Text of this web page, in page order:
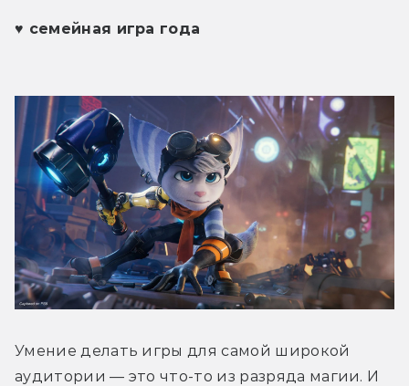
♥ семейная игра года
Умение делать игры для самой широкой
аудитории — это что-то из разряда магии. И